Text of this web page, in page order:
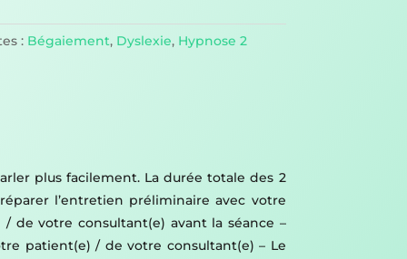
: Bégaiement, Dyslexie, Hypnose 2
plus facilement. La durée totale des 2
l’entretien préliminaire avec votre
de votre consultant(e) avant la séance –
patient(e) / de votre consultant(e) – Le